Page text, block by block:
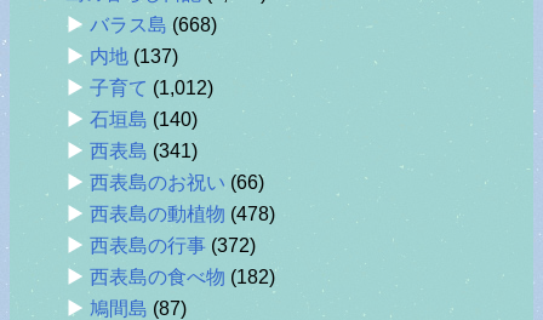
バラス島 (668)
内地 (137)
子育て (1,012)
石垣島 (140)
西表島 (341)
西表島のお祝い (66)
西表島の動植物 (478)
西表島の行事 (372)
西表島の食べ物 (182)
鳩間島 (87)